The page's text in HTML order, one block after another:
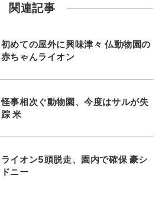
関連記事
初めての屋外に興味津々 仏動物園の
赤ちゃんライオン
怪事相次ぐ動物園、今度はサルが失
踪 米
ライオン5頭脱走、園内で確保 豪シ
ドニー